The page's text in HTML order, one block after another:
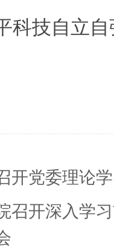
科技自立
开党委理论
召开深入学